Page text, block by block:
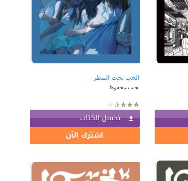
الحب تحت المطر
نجيب محفوظ
تحميل الكتاب
اشترك الآن